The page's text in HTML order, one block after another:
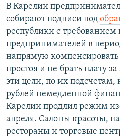
В Карелии
собирают подписи под
республики с требованием
предпринимателей в
напрямую
простоя и не брать плату
эти цели, по их подсчетам,
рублей немедленной
Карелии продлил режим
апреля. Салоны красоты,
рестораны и торговые